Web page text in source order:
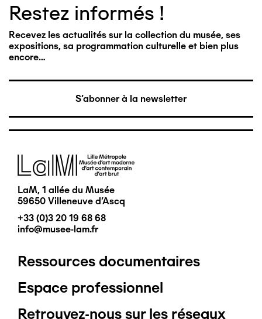
Restez informés !
Recevez les actualités sur la collection du musée, ses
expositions, sa programmation culturelle et bien plus
encore…
S'abonner à la newsletter
Image
LaM, 1 allée du Musée
59650 Villeneuve d'Ascq
+33 (0)3 20 19 68 68
info@musee-lam.fr
Pied
de
Ressources documentaires
Espace professionnel
Retrouvez-nous sur les réseaux